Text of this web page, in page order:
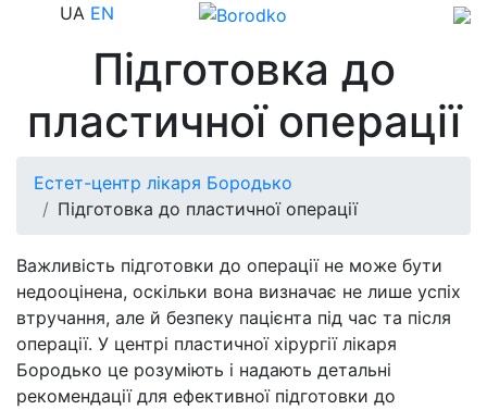
UA EN
Підготовка до
пластичної операції
Естет-центр лікаря Бородько
Підготовка до пластичної операції
Важливість підготовки до операції не може бути
недооцінена, оскільки вона визначає не лише успіх
втручання, але й безпеку пацієнта під час та після
операції. У центрі пластичної хірургії лікаря
Бородько це розуміють і надають детальні
рекомендації для ефективної підготовки до